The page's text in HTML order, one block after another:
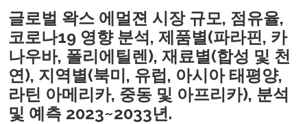
글로벌 왁스 에멀젼 시장 규모, 점유율,
코로나19 영향 분석, 제품별(파라핀, 카
나우바, 폴리에틸렌), 재료별(합성 및 천
연), 지역별(북미, 유럽, 아시아 태평양,
라틴 아메리카, 중동 및 아프리카), 분석
및 예측 2023~2033년.